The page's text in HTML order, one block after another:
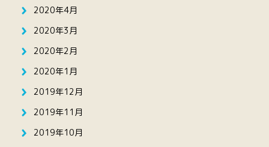
2020年4月
2020年3月
2020年2月
2020年1月
2019年12月
2019年11月
2019年10月